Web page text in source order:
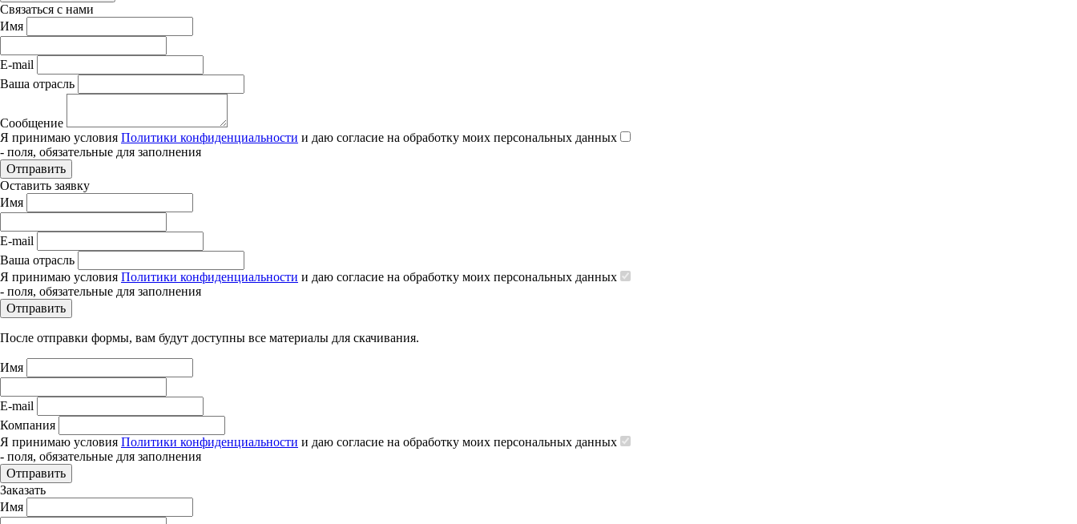
Связаться с нами
Имя
E-mail
Ваша отрасль
Сообщение
Я принимаю условия Политики конфиденциальности и даю согласие на обработку моих персональных данных
- поля, обязательные для заполнения
Отправить
Оставить заявку
Имя
E-mail
Ваша отрасль
Я принимаю условия Политики конфиденциальности и даю согласие на обработку моих персональных данных
- поля, обязательные для заполнения
Отправить
После отправки формы, вам будут доступны все материалы для скачивания.
Имя
E-mail
Компания
Я принимаю условия Политики конфиденциальности и даю согласие на обработку моих персональных данных
- поля, обязательные для заполнения
Отправить
Заказать
Имя